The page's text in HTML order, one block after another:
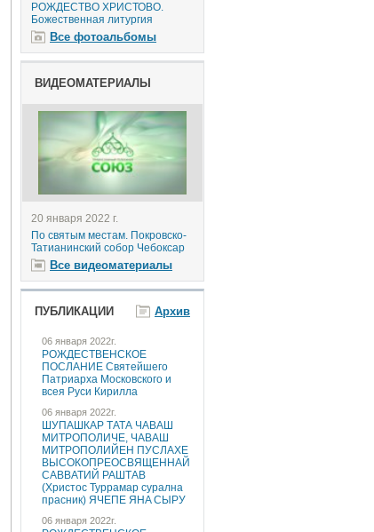
РОЖДЕСТВО ХРИСТОВО.
Божественная литургия
Все фотоальбомы
ВИДЕОМАТЕРИАЛЫ
20 января 2022 г.
По святым местам. Покровско-
Татианинский собор Чебоксар
Все видеоматериалы
Архив
ПУБЛИКАЦИИ
06 января 2022г.
РОЖДЕСТВЕНСКОЕ
ПОСЛАНИЕ Святейшего
Патриарха Московского и
всея Руси Кирилла
06 января 2022г.
ШУПАШКАР ТАТА ЧAВАШ
МИТРОПОЛИЧE, ЧAВАШ
МИТРОПОЛИЙEН ПУCЛAХE
ВЫСОКОПРЕОСВЯЩЕННAЙ
САВВАТИЙ РАШТАВ
(Христос Туррaмaр cуралнa
праcник) ЯЧEПЕ ЯНA CЫРУ
06 января 2022г.